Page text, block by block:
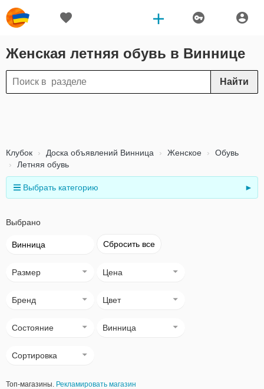
Женская летняя обувь в Виннице
Найти
Клубок Доска объявлений Винница Женское
Обувь
Летняя обувь
Выбрать категорию ►
Выбрано
Винница Сбросить все
Размер Цена
Бренд Цвет
Состояние Винница
Сортировка
Топ-магазины. Рекламировать магазин